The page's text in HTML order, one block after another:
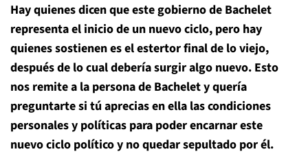
Hay quienes dicen que este gobierno de Bachelet
representa el inicio de un nuevo ciclo, pero hay
quienes sostienen es el estertor final de lo viejo,
después de lo cual debería surgir algo nuevo. Esto
nos remite a la persona de Bachelet y quería
preguntarte si tú aprecias en ella las condiciones
personales y políticas para poder encarnar este
nuevo ciclo político y no quedar sepultado por él.